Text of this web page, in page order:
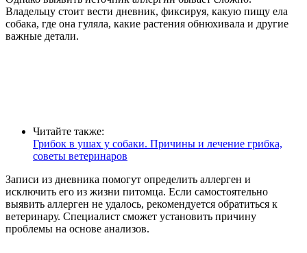
Владельцу стоит вести дневник, фиксируя, какую пищу ела
собака, где она гуляла, какие растения обнюхивала и другие
важные детали.
Читайте также:
Грибок в ушах у собаки. Причины и лечение грибка,
советы ветеринаров
Записи из дневника помогут определить аллерген и
исключить его из жизни питомца. Если самостоятельно
выявить аллерген не удалось, рекомендуется обратиться к
ветеринару. Специалист сможет установить причину
проблемы на основе анализов.